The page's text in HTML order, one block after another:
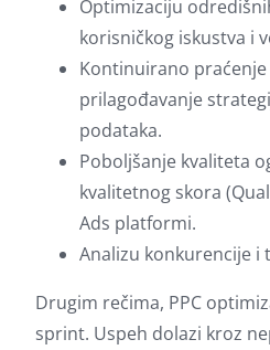
Optimizaciju
korisničkog iskustva i
Kontinuirano
prilagođavanje
podataka.
Poboljšanje kvaliteta
kvalitetnog skora
Ads platformi.
Analizu konkurencije i
Drugim rečima, PPC
sprint. Uspeh dolazi kroz